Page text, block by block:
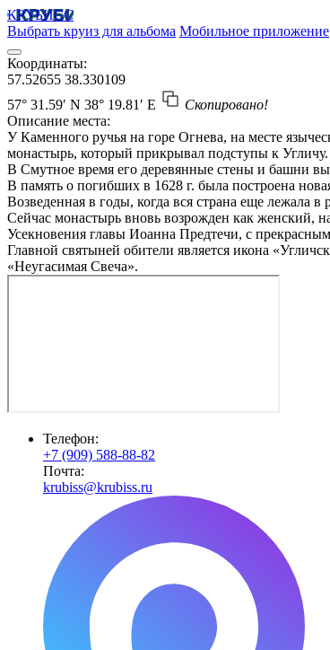
КРУБИСС
Выбрать круиз для альбома Мобильное приложение
Координаты:
57.52655 38.330109
57° 31.59′ N 38° 19.81′ E
Скопировано!
Описание места:
У Каменного ручья на горе Огнева, на месте
монастырь, который прикрывал подступы к Угличу.
В Смутное время его деревянные стены и башни
В память о погибших в 1628 г. была построена
Возведенная в годы, когда вся страна еще лежала
Сейчас монастырь вновь возрожден как женский,
Усекновения главы Иоанна Предтечи, с
Главной святыней обители является икона
«Неугасимая Свеча».
Телефон:
+7 (909) 588-88-82
Почта:
krubiss@krubiss.ru